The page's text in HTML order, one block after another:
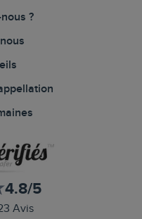
?
4.8/5
Avis